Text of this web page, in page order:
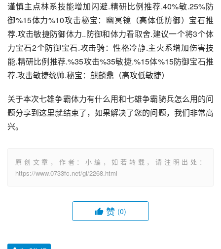
谨慎主点林系技能增加闪避.精研比例推荐.40%敏.25%防
御%15体力%10攻击秘宝：幽冥镜（高体低防御）宝石推
荐.攻击敏捷防御体力..防御和体力看取舍.建议一个将3个体
力宝石2个防御宝石.攻击骑：性格冷静.主火系增加伤害技
能.精研比例推荐.%35攻击%35敏捷.%15体%15防御宝石推
荐.攻击敏捷统帅.秘宝：麒麟鼎（高攻低敏捷）
关于本次七雄争霸体力有什么用和七雄争霸骑兵怎么用的问
题分享到这里就结束了，如果解决了您的问题，我们非常高
兴。
原创文章，作者：小编，如若转载，请注明出处：
https://www.0733fc.net/gl/2268.html
赞 (0)